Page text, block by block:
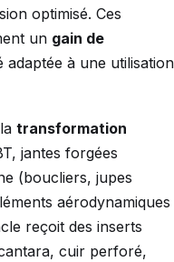
optimisé. Ces
un gain de
adaptée à une utilisation
transformation
jantes forgées
(boucliers, jupes
aérodynamiques
reçoit des inserts
cuir perforé,